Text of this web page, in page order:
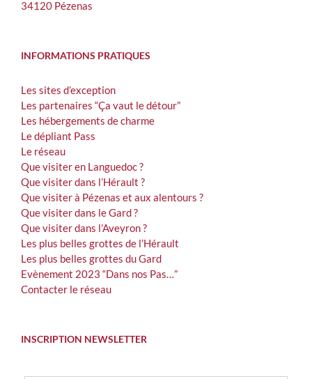
34120 Pézenas
INFORMATIONS PRATIQUES
Les sites d’exception
Les partenaires “Ça vaut le détour”
Les hébergements de charme
Le dépliant Pass
Le réseau
Que visiter en Languedoc ?
Que visiter dans l’Hérault ?
Que visiter à Pézenas et aux alentours ?
Que visiter dans le Gard ?
Que visiter dans l’Aveyron ?
Les plus belles grottes de l’Hérault
Les plus belles grottes du Gard
Evènement 2023 “Dans nos Pas…”
Contacter le réseau
INSCRIPTION NEWSLETTER